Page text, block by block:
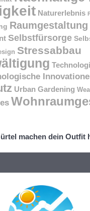
Naturerlebnis
Raumgestaltung
Selbstfürsorge
Stressabbau
Urban Gardening
machen dein Outfit